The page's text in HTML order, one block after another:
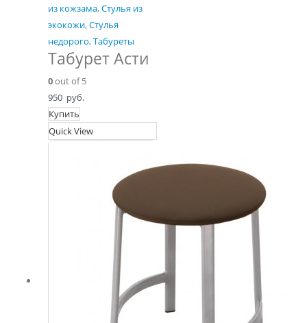
из кожзама,Стулья из
экокожи,Стулья
недорого,Табуреты
Табурет Асти
0out of 5
950 руб.
Купить
Quick View